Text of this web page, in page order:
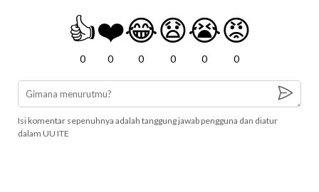
👍
0
❤️
0
😂
0
😧
0
😭
0
😡
0
Isi komentar sepenuhnya adalah tanggung jawab pengguna dan diatur
dalam UU ITE